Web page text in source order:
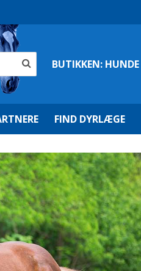
BUTIKKEN:HUNDE
FIND DYRLÆGE